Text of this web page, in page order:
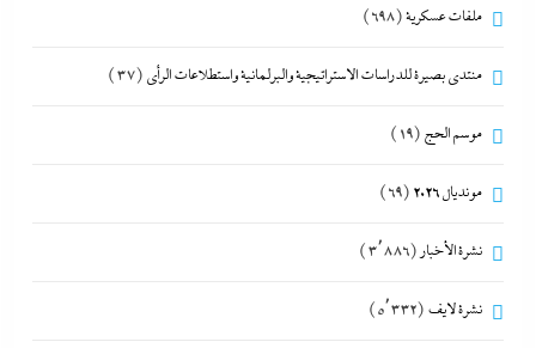
ملفات عسكرية(698)
منتدى بصيرة للدراسات الاستراتيجية والبرلمانية واستطلاعات الرأى (37)
موسم الحج (19)
مونديال 2026 (69)
نشرة الأخبار (3٬886)
نشرة لايف (5٬332)